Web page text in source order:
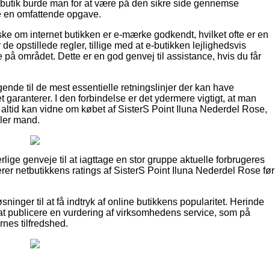
burde man for at være på den sikre side gennemse
omfattende opgave.
om internet butikken er e-mærke godkendt, hvilket ofte er en
opstillede regler, tillige med at e-butikken lejlighedsvis
området. Dette er en god genvej til assistance, hvis du får
til de mest essentielle retningslinjer der kan have
I den forbindelse er det ydermere vigtigt, at man
kan vidne om købet af SisterS Point Iluna Nederdel Rose,
mand.
genveje til at iagttage en stor gruppe aktuelle forbrugeres
netbutikkens ratings af SisterS Point Iluna Nederdel Rose før
til at få indtryk af online butikkens popularitet. Herinde
publicere en vurdering af virksomhedens service, som på
tilfredshed.